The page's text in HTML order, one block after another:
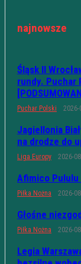
najnowsze
Śląsk II
rundy. Puchar
Puchar Polski 2026-
Jagiellonia
na drodze do
Liga Europy 2026-
Afimico Pululu
Piłka Nożna 2026-
Głośne
Piłka Nożna 2026-
Legia